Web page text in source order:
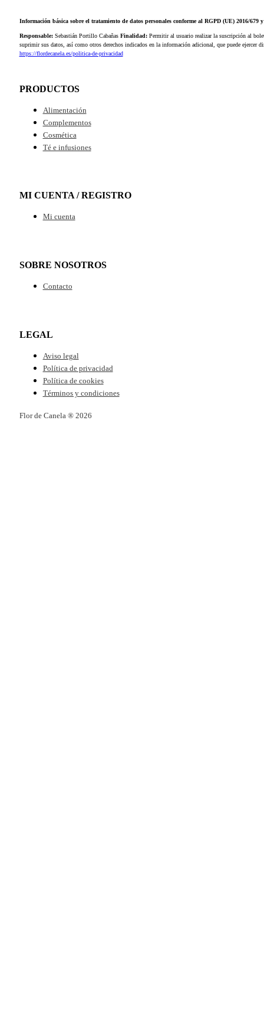
Información básica sobre el tratamiento de datos personales conforme al RGPD (UE) 2016/679
Responsable:Sebastián Portillo Cabañas Finalidad:Permitir al usuario realizar la suscripción al
suprimir sus datos, así como otros derechos indicados en la información adicional, que puede
https://flordecanela.es/politica-de-privacidad
PRODUCTOS
Alimentación
Complementos
Cosmética
Té e infusiones
MI CUENTA / REGISTRO
Mi cuenta
SOBRE NOSOTROS
Contacto
LEGAL
Aviso legal
Política de privacidad
Política de cookies
Términos y condiciones
Flor de Canela ® 2026